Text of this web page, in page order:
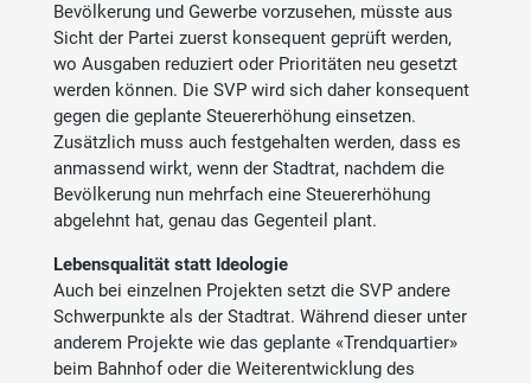
Bevölkerung und Gewerbe vorzusehen, müsste aus
Sicht der Partei zuerst konsequent geprüft werden,
wo Ausgaben reduziert oder Prioritäten neu gesetzt
werden können. Die SVP wird sich daher konsequent
gegen die geplante Steuererhöhung einsetzen.
Zusätzlich muss auch festgehalten werden, dass es
anmassend wirkt, wenn der Stadtrat, nachdem die
Bevölkerung nun mehrfach eine Steuererhöhung
abgelehnt hat, genau das Gegenteil plant.
Lebensqualität statt Ideologie
Auch bei einzelnen Projekten setzt die SVP andere
Schwerpunkte als der Stadtrat. Während dieser unter
anderem Projekte wie das geplante «Trendquartier»
beim Bahnhof oder die Weiterentwicklung des